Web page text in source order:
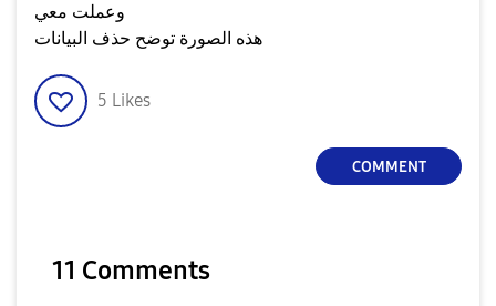
وعملت معي
هذه الصورة توضح حذف البيانات
5 Likes
COMMENT
11 Comments